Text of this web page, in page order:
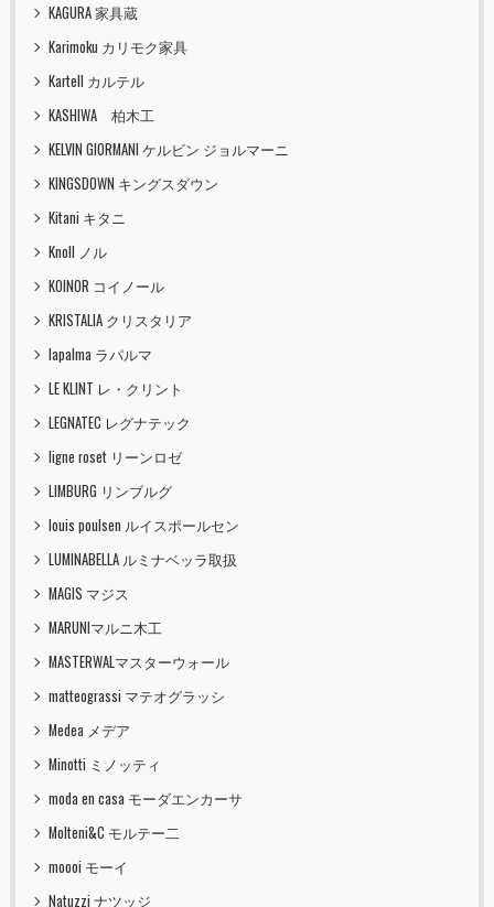
KAGURA 家具蔵
Karimoku カリモク家具
Kartell カルテル
KASHIWA 柏木工
KELVIN GIORMANI ケルビン ジョルマーニ
KINGSDOWN キングスダウン
Kitani キタニ
Knoll ノル
KOINOR コイノール
KRISTALIA クリスタリア
lapalma ラパルマ
LE KLINT レ・クリント
LEGNATEC レグナテック
ligne roset リーンロゼ
LIMBURG リンブルグ
louis poulsen ルイスポールセン
LUMINABELLA ルミナベッラ取扱
MAGIS マジス
MARUNIマルニ木工
MASTERWALマスターウォール
matteograssi マテオグラッシ
Medea メデア
Minotti ミノッティ
moda en casa モーダエンカーサ
Molteni&C モルテー二
moooi モーイ
Natuzzi ナツッジ